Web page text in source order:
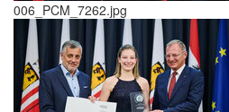
006_PCM_7262.jpg